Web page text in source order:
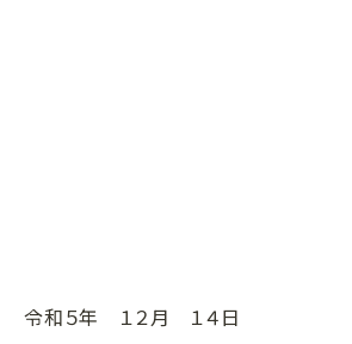
令和５年 １２月 １４日